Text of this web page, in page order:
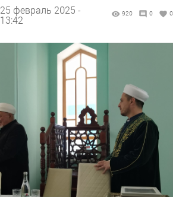
25 февраль 2025 -
13:42
920 0 0